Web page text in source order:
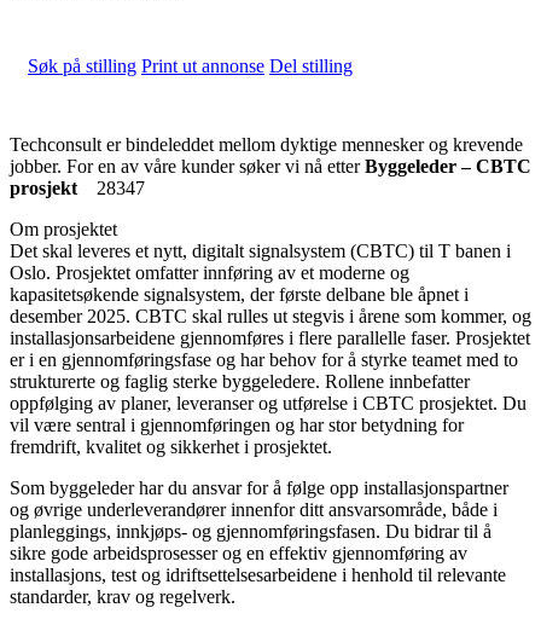
Søk på stilling Print ut annonse Del stilling
Techconsult er bindeleddet mellom dyktige mennesker og krevende
jobber. For en av våre kunder søker vi nå etterByggeleder – CBTC
prosjekt
28347
Om prosjektet
Det skal leveres et nytt, digitalt signalsystem (CBTC) til T banen i
Oslo. Prosjektet omfatter innføring av et moderne og
kapasitetsøkende signalsystem, der første delbane ble åpnet i
desember 2025. CBTC skal rulles ut stegvis i årene som kommer, og
installasjonsarbeidene gjennomføres i flere parallelle faser. Prosjektet
er i en gjennomføringsfase og har behov for å styrke teamet med to
strukturerte og faglig sterke byggeledere. Rollene innbefatter
oppfølging av planer, leveranser og utførelse i CBTC prosjektet. Du
vil være sentral i gjennomføringen og har stor betydning for
fremdrift, kvalitet og sikkerhet i prosjektet.
Som byggeleder har du ansvar for å følge opp installasjonspartner
og øvrige underleverandører innenfor ditt ansvarsområde, både i
planleggings, innkjøps- og gjennomføringsfasen. Du bidrar til å
sikre gode arbeidsprosesser og en effektiv gjennomføring av
installasjons, test og idriftsettelsesarbeidene i henhold til relevante
standarder, krav og regelverk.